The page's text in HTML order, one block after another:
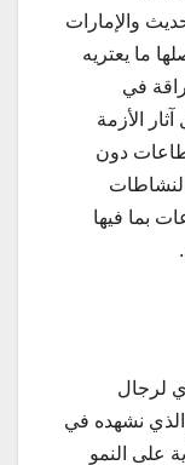
والإمارات
ما يعتريه
في
الأزمة
دون
بما فيها
لرجال
الذي نشهده في
على النمو